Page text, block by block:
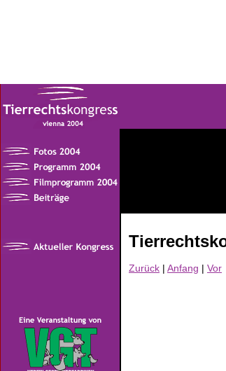
Zurück | Anfang | Vor